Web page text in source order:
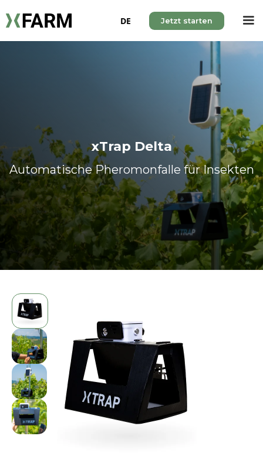
DE Jetzt starten
xTrap Delta
Automatische Pheromonfalle für Insekten